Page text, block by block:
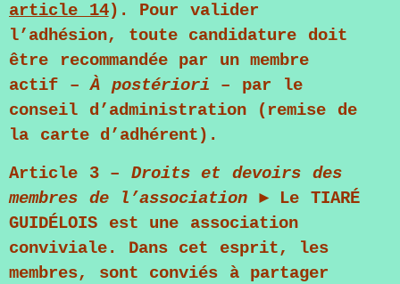
article 14). Pour valider
l’adhésion, toute candidature doit
être recommandée par un membre
actif –À postériori – par le
conseil d’administration (remise de
la carte d’adhérent).
Article 3 –
Droits et devoirs des
membres de l’association ► LeTIARÉ
GUIDÉLOIS est une association
conviviale. Dans cet esprit, les
membres, sont conviés à partager